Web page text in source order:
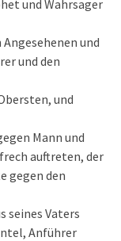
und Wahrsager
und
und den
und
Mann und
auftreten, der
gegen den
seines Vaters
Anführer